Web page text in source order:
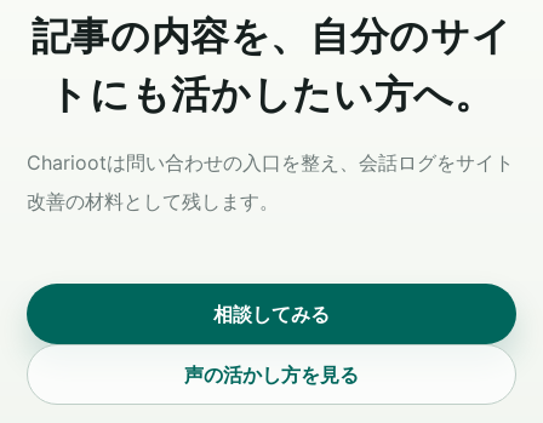
記事の内容を、自分のサイ
トにも活かしたい方へ。
Chariootは問い合わせの入口を整え、会話ログをサイト
改善の材料として残します。
相談してみる
声の活かし方を見る